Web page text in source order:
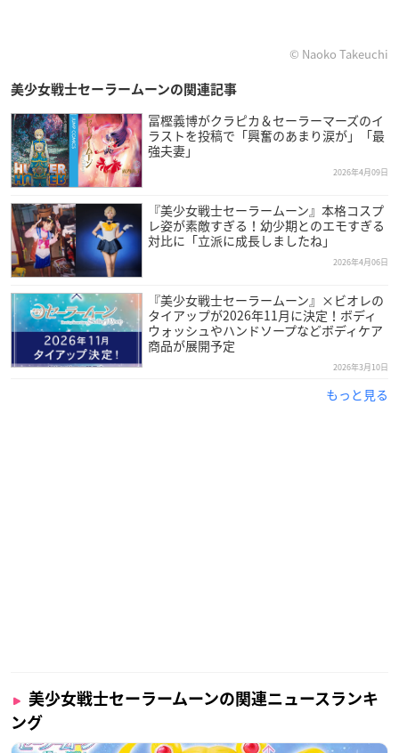
© Naoko Takeuchi
美少女戦士セーラームーンの関連記事
冨樫義博がクラピカ＆セーラーマーズのイ
ラストを投稿で「興奮のあまり涙が」「最
強夫妻」
2026年4月09日
『美少女戦士セーラームーン』本格コスプ
レ姿が素敵すぎる！幼少期とのエモすぎる
対比に「立派に成長しましたね」
2026年4月06日
『美少女戦士セーラームーン』×ビオレの
タイアップが2026年11月に決定！ボディ
ウォッシュやハンドソープなどボディケア
商品が展開予定
2026年3月10日
もっと見る
美少女戦士セーラームーンの関連ニュースランキ
ング